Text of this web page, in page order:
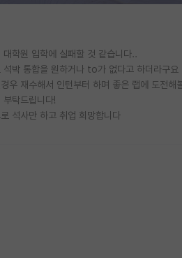
대학원 입학에 실패할 것 같습니다..
석박 통합을 원하거나 to가 없다고 하더라구요
우 재수해서 인턴부터 하며 좋은 랩에 도전
부탁드립니다!
석사만 하고 취업 희망합니다